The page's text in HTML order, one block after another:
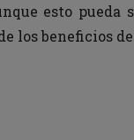
esto pueda
los beneficios